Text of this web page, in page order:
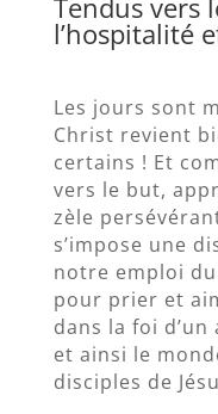
Tendus vers
l’hospitalité
Les jours sont
Christ revient
certains ! Et
vers le but,
zèle
s’impose une
notre emploi
pour prier et
dans la foi
et ainsi le
disciples de